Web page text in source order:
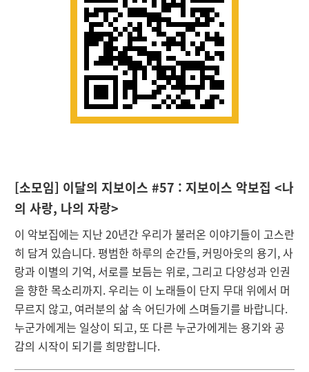
[소모임] 이달의 지보이스 #57 : 지보이스 악보집 <나
의 사랑, 나의 자랑>
이 악보집에는 지난 20년간 우리가 불러온 이야기들이 고스란
히 담겨 있습니다. 평범한 하루의 순간들, 커밍아웃의 용기, 사
랑과 이별의 기억, 서로를 보듬는 위로, 그리고 다양성과 인권
을 향한 목소리까지. 우리는 이 노래들이 단지 무대 위에서 머
무르지 않고, 여러분의 삶 속 어딘가에 스며들기를 바랍니다.
누군가에게는 일상이 되고, 또 다른 누군가에게는 용기와 공
감의 시작이 되기를 희망합니다.